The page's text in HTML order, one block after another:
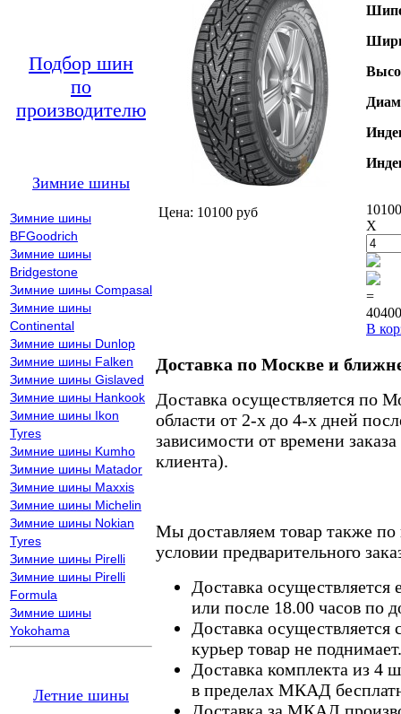
Подбор шин
по
производителю
Зимние шины
Зимние шины
BFGoodrich
Зимние шины
Bridgestone
Зимние шины Compasal
Зимние шины
Continental
Зимние шины Dunlop
Зимние шины Falken
Зимние шины Gislaved
Зимние шины Hankook
Зимние шины Ikon
Tyres
Зимние шины Kumho
Зимние шины Matador
Зимние шины Maxxis
Зимние шины Michelin
Зимние шины Nokian
Tyres
Зимние шины Pirelli
Зимние шины Pirelli
Formula
Зимние шины
Yokohama
Летние шины
Цена: 10100 руб
X
=
В
Доставка по Москве и
Доставка осуществляется по
области от 2-х до 4-х дней
зависимости от времени
клиента).
Мы доставляем товар также
условии предварительного
Доставка осуществляется
или после 18.00 часов по
Доставка осуществляется
курьер товар не поднимает.
Доставка комплекта из 4
в пределах МКАД